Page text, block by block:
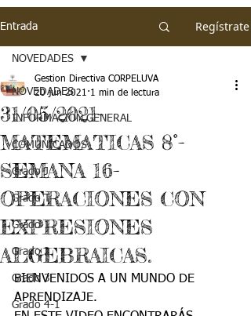
Entrada Regístrate
NOVEDADES
INFORMACIÓN GENERAL
COMUNICADOS
Grado J
Grado T
Grado 1
Grado 2
Grado 3
Grado 4-1
NOVEDADES
31/05/2021-
MATEMATICAS 8°-
SEMANA 16-
OPERACIONES CON
EXPRESIONES
ALGEBRAICAS.
Gestion Directiva CORPELUVA
20 jun 2021 1 min de lectura
BIENVENIDOS A UN MUNDO DE
APRENDIZAJE.